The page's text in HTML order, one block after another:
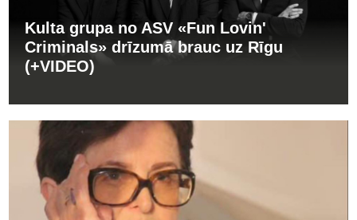
Kulta grupa no ASV «Fun Lovin'
Criminals» drīzumā brauc uz Rīgu
(+VIDEO)